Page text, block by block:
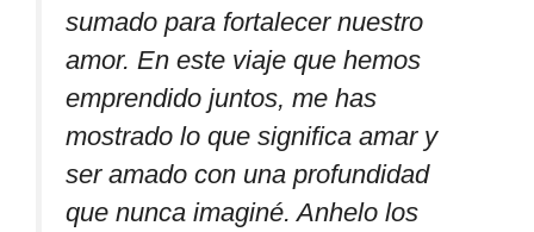
sumado para fortalecer nuestro
amor. En este viaje que hemos
emprendido juntos, me has
mostrado lo que significa amar y
ser amado con una profundidad
que nunca imaginé. Anhelo los